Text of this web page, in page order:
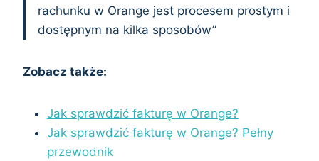
rachunku w Orange jest procesem prostym i
dostępnym na kilka sposobów”
Zobacz także:
Jak sprawdzić fakturę w Orange?
Jak sprawdzić fakturę w Orange? Pełny
przewodnik